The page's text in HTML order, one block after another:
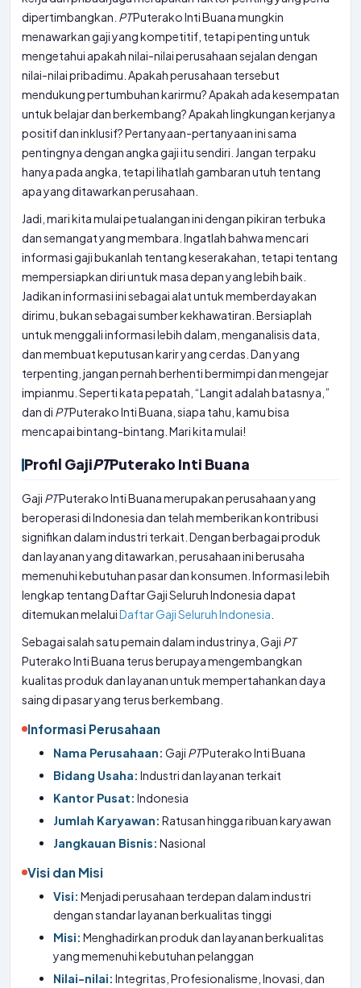
dipertimbangkan. PTPuterako Inti Buana mungkin
menawarkan gaji yang kompetitif, tetapi penting untuk
mengetahui apakah nilai-nilai perusahaan sejalan dengan
nilai-nilai pribadimu. Apakah perusahaan tersebut
mendukung pertumbuhan karirmu? Apakah ada kesempatan
untuk belajar dan berkembang? Apakah lingkungan kerjanya
positif dan inklusif? Pertanyaan-pertanyaan ini sama
pentingnya dengan angka gaji itu sendiri. Jangan terpaku
hanya pada angka, tetapi lihatlah gambaran utuh tentang
apa yang ditawarkan perusahaan.
Jadi, mari kita mulai petualangan ini dengan pikiran terbuka
dan semangat yang membara. Ingatlah bahwa mencari
informasi gaji bukanlah tentang keserakahan, tetapi tentang
mempersiapkan diri untuk masa depan yang lebih baik.
Jadikan informasi ini sebagai alat untuk memberdayakan
dirimu, bukan sebagai sumber kekhawatiran. Bersiaplah
untuk menggali informasi lebih dalam, menganalisis data,
dan membuat keputusan karir yang cerdas. Dan yang
terpenting, jangan pernah berhenti bermimpi dan mengejar
impianmu. Seperti kata pepatah, “Langit adalah batasnya,”
dan di PTPuterako Inti Buana, siapa tahu, kamu bisa
mencapai bintang-bintang. Mari kita mulai!
Profil GajiPTPuterako Inti Buana
Gaji PTPuterako Inti Buana merupakan perusahaan yang
beroperasi di Indonesia dan telah memberikan kontribusi
signifikan dalam industri terkait. Dengan berbagai produk
dan layanan yang ditawarkan, perusahaan ini berusaha
memenuhi kebutuhan pasar dan konsumen. Informasi lebih
lengkap tentang Daftar Gaji Seluruh Indonesia dapat
ditemukan melaluiDaftar Gaji Seluruh Indonesia
Sebagai salah satu pemain dalam industrinya, Gaji PT
Puterako Inti Buana terus berupaya mengembangkan
kualitas produk dan layanan untuk mempertahankan daya
saing di pasar yang terus berkembang.
Informasi Perusahaan
Nama Perusahaan: Gaji PTPuterako Inti Buana
Bidang Usaha: Industri dan layanan terkait
Kantor Pusat: Indonesia
Jumlah Karyawan: Ratusan hingga ribuan karyawan
Jangkauan Bisnis: Nasional
Visi dan Misi
Visi: Menjadi perusahaan terdepan dalam industri
dengan standar layanan berkualitas tinggi
Misi: Menghadirkan produk dan layanan berkualitas
yang memenuhi kebutuhan pelanggan
Nilai-nilai: Integritas, Profesionalisme, Inovasi, dan